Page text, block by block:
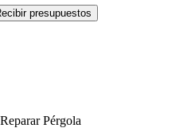
presupuestos
Pérgola